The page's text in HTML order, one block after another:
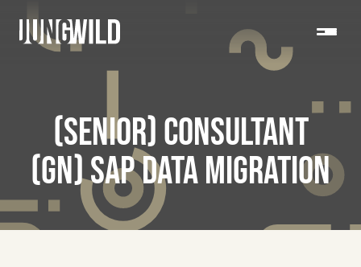
(SENIOR) CONSULTANT
(GN) SAP DATA MIGRATION